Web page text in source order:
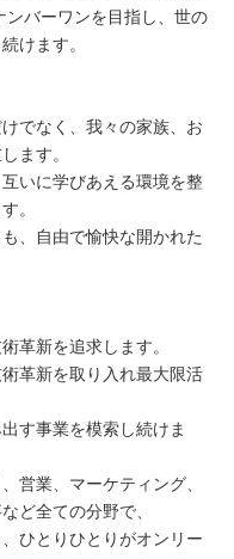
バーワンを目指し、世の
けます。
でなく、我々の家族、お
ます。
いに学びあえる環境を整
。
、自由で愉快な開かれた
革新を追求します。
革新を取り入れ最大限活
す事業を模索し続けま
営業、マーケティング、
ど全ての分野で、
ひとりひとりがオンリー